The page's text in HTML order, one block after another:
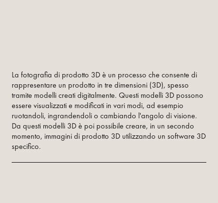
La fotografia di prodotto 3D è un processo che consente di
rappresentare un prodotto in tre dimensioni (3D), spesso
tramite modelli creati digitalmente. Questi modelli 3D possono
essere visualizzati e modificati in vari modi, ad esempio
ruotandoli, ingrandendoli o cambiando l'angolo di visione.
Da questi modelli 3D è poi possibile creare, in un secondo
momento, immagini di prodotto 3D utilizzando un software 3D
specifico.